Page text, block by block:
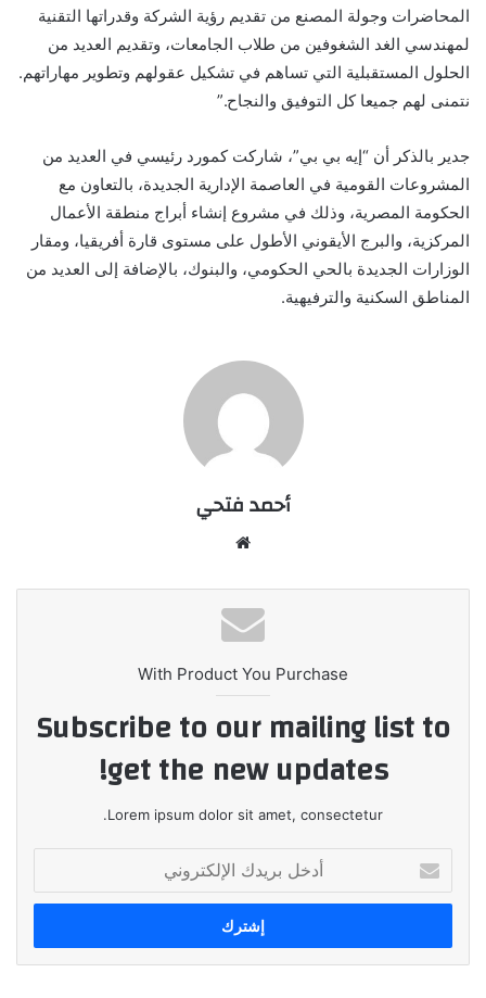
المحاضرات وجولة المصنع من تقديم رؤية الشركة وقدراتها التقنية
لمهندسي الغد الشغوفين من طلاب الجامعات، وتقديم العديد من
الحلول المستقبلية التي تساهم في تشكيل عقولهم وتطوير مهاراتهم.
نتمنى لهم جميعا كل التوفيق والنجاح.”
جدير بالذكر أن “إيه بي بي”، شاركت كمورد رئيسي في العديد من
المشروعات القومية في العاصمة الإدارية الجديدة، بالتعاون مع
الحكومة المصرية، وذلك في مشروع إنشاء أبراج منطقة الأعمال
المركزية، والبرج الأيقوني الأطول على مستوى قارة أفريقيا، ومقار
الوزارات الجديدة بالحي الحكومي، والبنوك، بالإضافة إلى العديد من
المناطق السكنية والترفيهية.
أحمد فتحي
With Product You Purchase
Subscribe to our mailing list to
get the new updates!
Lorem ipsum dolor sit amet, consectetur.
بريدك
الإلكتروني